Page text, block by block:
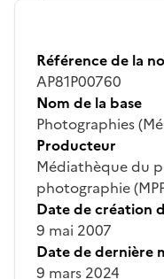
Référence de la
AP81P00760
Nom de la base
Photographies
Producteur
Médiathèque du
photographie
Date de création
9 mai 2007
Date de dernière
9 mars 2024